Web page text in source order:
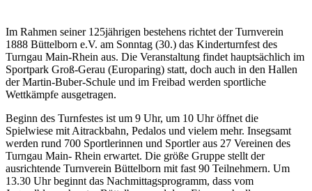
Im Rahmen seiner 125jährigen bestehens richtet der Turnverein
1888 Büttelborn e.V. am Sonntag (30.) das Kinderturnfest des
Turngau Main-Rhein aus. Die Veranstaltung findet hauptsächlich im
Sportpark Groß-Gerau (Europaring) statt, doch auch in den Hallen
der Martin-Buber-Schule und im Freibad werden sportliche
Wettkämpfe ausgetragen.
Beginn des Turnfestes ist um 9 Uhr, um 10 Uhr öffnet die
Spielwiese mit Aitrackbahn, Pedalos und vielem mehr. Insegsamt
werden rund 700 Sportlerinnen und Sportler aus 27 Vereinen des
Turngau Main- Rhein erwartet. Die größe Gruppe stellt der
ausrichtende Turnverein Büttelborn mit fast 90 Teilnehmern. Um
13.30 Uhr beginnt das Nachmittagsprogramm, dass vom